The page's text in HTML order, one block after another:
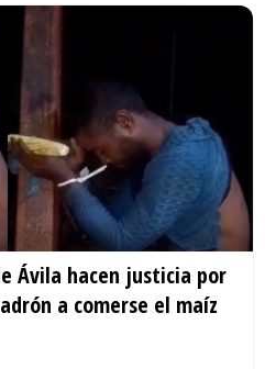
Ávila hacen justicia por
a comerse el maíz